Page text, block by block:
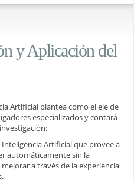
y Aplicación del
Artificial plantea como el eje de
especializados y contará
Inteligencia Artificial que provee a
automáticamente sin la
a través de la experiencia